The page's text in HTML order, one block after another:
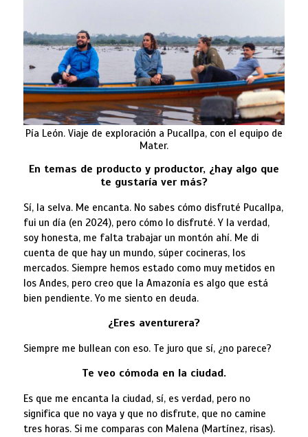
Pía León. Viaje de exploración a Pucallpa, con el equipo de
Mater.
En temas de producto y productor, ¿hay algo que
te gustaría ver más?
Sí, la selva. Me encanta. No sabes cómo disfruté Pucallpa,
fui un día (en 2024), pero cómo lo disfruté. Y la verdad,
soy honesta, me falta trabajar un montón ahí. Me di
cuenta de que hay un mundo, súper cocineras, los
mercados. Siempre hemos estado como muy metidos en
los Andes, pero creo que la Amazonía es algo que está
bien pendiente. Yo me siento en deuda.
¿Eres aventurera?
Siempre me bullean con eso. Te juro que sí, ¿no parece?
Te veo cómoda en la ciudad.
Es que me encanta la ciudad, sí, es verdad, pero no
significa que no vaya y que no disfrute, que no camine
tres horas. Si me comparas con Malena (Martínez, risas).